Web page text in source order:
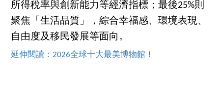
所得稅率與創新能力等經濟指標；最後25%則
聚焦「生活品質」，綜合幸福感、環境表現、
自由度及移民發展等面向。
延伸閱讀：2026全球十大最美博物館！